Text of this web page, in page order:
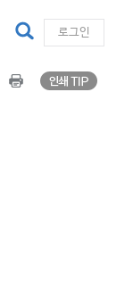
로그인
Print
google plus